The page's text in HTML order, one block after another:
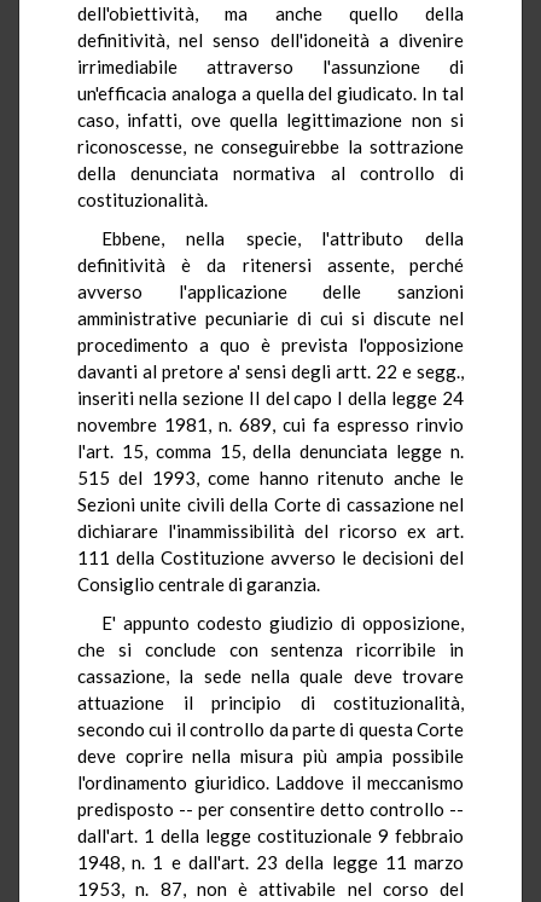
dell'obiettività, ma anche quello della
definitività, nel senso dell'idoneità a divenire
irrimediabile attraverso l'assunzione di
un'efficacia analoga a quella del giudicato. In tal
caso, infatti, ove quella legittimazione non si
riconoscesse, ne conseguirebbe la sottrazione
della denunciata normativa al controllo di
costituzionalità.
Ebbene, nella specie, l'attributo della
definitività è da ritenersi assente, perché
avverso l'applicazione delle sanzioni
amministrative pecuniarie di cui si discute nel
procedimento a quo è prevista l'opposizione
davanti al pretore a' sensi degli artt. 22 e segg.,
inseriti nella sezione II del capo I della legge 24
novembre 1981, n. 689, cui fa espresso rinvio
l'art. 15, comma 15, della denunciata legge n.
515 del 1993, come hanno ritenuto anche le
Sezioni unite civili della Corte di cassazione nel
dichiarare l'inammissibilità del ricorso ex art.
111 della Costituzione avverso le decisioni del
Consiglio centrale di garanzia.
E' appunto codesto giudizio di opposizione,
che si conclude con sentenza ricorribile in
cassazione, la sede nella quale deve trovare
attuazione il principio di costituzionalità,
secondo cui il controllo da parte di questa Corte
deve coprire nella misura più ampia possibile
l'ordinamento giuridico. Laddove il meccanismo
predisposto -- per consentire detto controllo --
dall'art. 1 della legge costituzionale 9 febbraio
1948, n. 1 e dall'art. 23 della legge 11 marzo
1953, n. 87, non è attivabile nel corso del